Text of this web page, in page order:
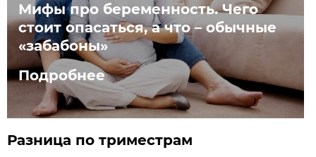
Мифы про беременность. Чего
стоит опасаться, а что – обычные
«забабоны»
Подробнее
Разница по триместрам